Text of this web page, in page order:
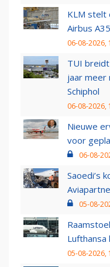
KLM stelt
Airbus
06-08-2026,
TUI breidt
jaar meer
Schiphol
06-08-2026,
Nieuwe
voor
06-08-
Saoedi’s
05-08-
05-08-2026,